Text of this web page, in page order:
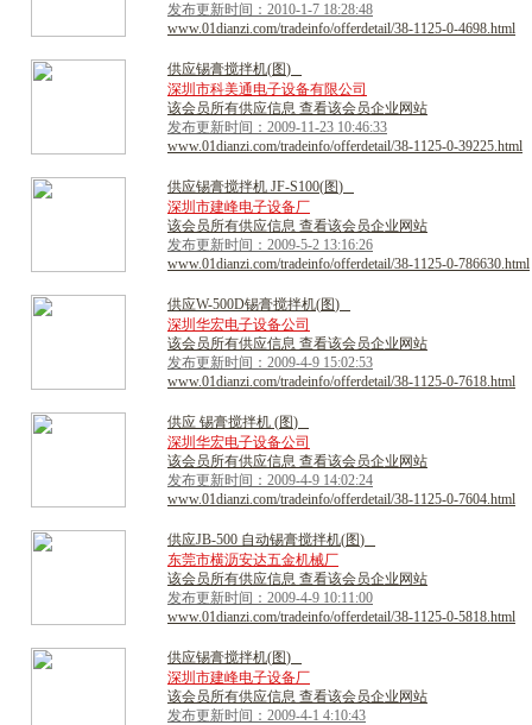
发布更新时间：2010-1-7 18:28:48
www.01dianzi.com/tradeinfo/offerdetail/38-1125-0-4698.html
供应锡膏搅拌机(图)
深圳市科美通电子设备有限公司
该会员所有供应信息 查看该会员企业网站
发布更新时间：2009-11-23 10:46:33
www.01dianzi.com/tradeinfo/offerdetail/38-1125-0-39225.html
供应锡膏搅拌机 JF-S100(图)
深圳市建峰电子设备厂
该会员所有供应信息 查看该会员企业网站
发布更新时间：2009-5-2 13:16:26
www.01dianzi.com/tradeinfo/offerdetail/38-1125-0-786630.html
供应W-500D锡膏搅拌机(图)
深圳华宏电子设备公司
该会员所有供应信息 查看该会员企业网站
发布更新时间：2009-4-9 15:02:53
www.01dianzi.com/tradeinfo/offerdetail/38-1125-0-7618.html
供应 锡膏搅拌机 (图)
深圳华宏电子设备公司
该会员所有供应信息 查看该会员企业网站
发布更新时间：2009-4-9 14:02:24
www.01dianzi.com/tradeinfo/offerdetail/38-1125-0-7604.html
供应JB-500 自动锡膏搅拌机(图)
东莞市横沥安达五金机械厂
该会员所有供应信息 查看该会员企业网站
发布更新时间：2009-4-9 10:11:00
www.01dianzi.com/tradeinfo/offerdetail/38-1125-0-5818.html
供应锡膏搅拌机(图)
深圳市建峰电子设备厂
该会员所有供应信息 查看该会员企业网站
发布更新时间：2009-4-1 4:10:43